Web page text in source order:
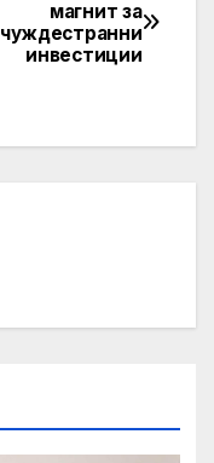
магнит за
чуждестранни
инвестиции